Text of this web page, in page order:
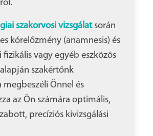
szakorvosi vizsgálat során
kórelőzmény (anamnesis) és
fizikális vagy egyéb eszközös
szakértőnk
megbeszéli Önnel és
az Ön számára optimális,
precíziós kivizsgálási